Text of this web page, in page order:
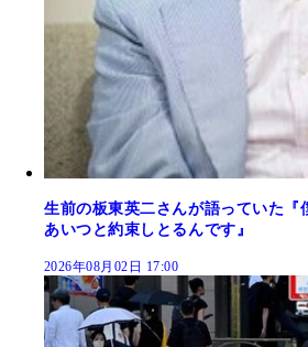
生前の板東英二さんが語っていた『
あいつと約束しとるんです』
2026年08月02日 17:00